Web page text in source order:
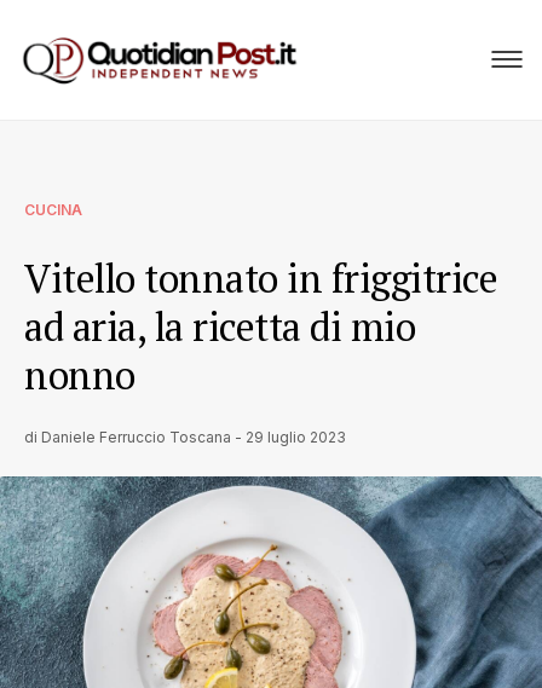
CUCINA
Vitello tonnato in friggitrice
ad aria, la ricetta di mio
nonno
di Daniele Ferruccio Toscana - 29 luglio 2023